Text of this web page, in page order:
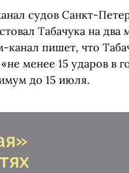
судов Санкт-
Табачука на
канал пишет, что
менее 15 ударов в
до 15 июля.